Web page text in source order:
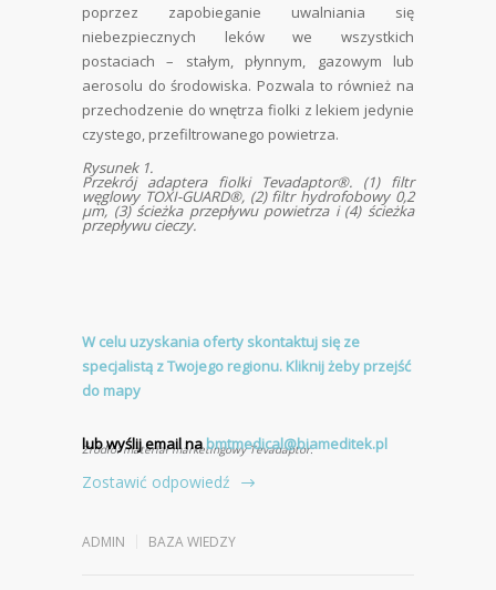
poprzez zapobieganie uwalniania się
niebezpiecznych leków we wszystkich
postaciach – stałym, płynnym, gazowym lub
aerosolu do środowiska. Pozwala to również na
przechodzenie do wnętrza fiolki z lekiem jedynie
czystego, przefiltrowanego powietrza.
Rysunek 1.
Przekrój adaptera fiolki Tevadaptor®. (1) filtr
węglowy TOXI-GUARD®, (2) filtr hydrofobowy 0,2
μm, (3) ścieżka przepływu powietrza i (4) ścieżka
przepływu cieczy.
W celu uzyskania oferty skontaktuj się ze
specjalistą z Twojego regionu. Kliknij żeby przejść
do mapy
lub wyślij email nabmtmedical@biameditek.pl
Źródło: materiał marketingowy Tevadaptor.
Zostawić odpowiedź
ADMIN BAZA WIEDZY